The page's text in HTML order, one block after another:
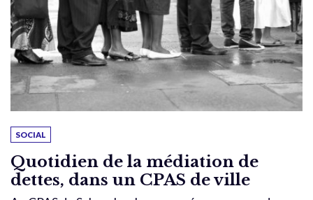
SOCIAL
Quotidien de la médiation de
dettes, dans un CPAS de ville